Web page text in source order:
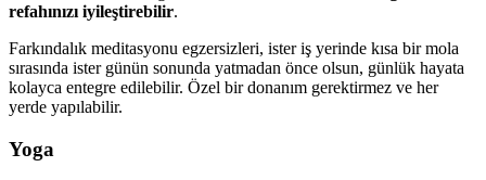
refahınızı iyileştirebilir.
Farkındalık meditasyonu egzersizleri, ister iş yerinde kısa bir mola
sırasında ister günün sonunda yatmadan önce olsun, günlük hayata
kolayca entegre edilebilir. Özel bir donanım gerektirmez ve her
yerde yapılabilir.
Yoga